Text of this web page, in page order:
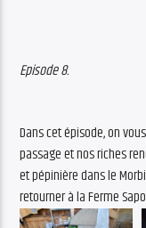
Episode 8.
Dans cet épisode, on
passage et nos riches
et pépinière dans le
retourner à la Ferme